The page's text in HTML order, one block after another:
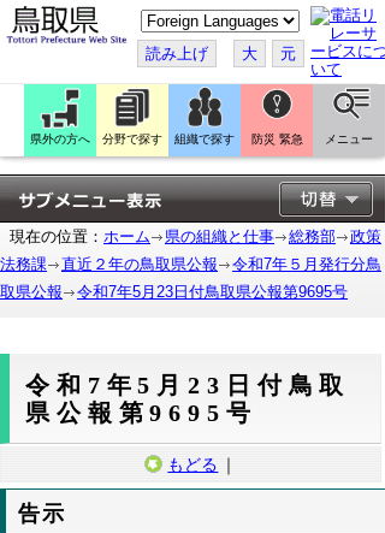
こ
の
ペ
ー
ジ
翻
訳
す
る
読み上げ 大 元
県外の方へ 分野で探す 組織で探す 防災 緊急 メニュー
現在の位置： ホーム 県の組織と仕事 総務部
政策
法務課
直近２年の鳥取県公報
令和7年５月発行分鳥
取県公報
令和7年5月23日付鳥取県公報第9695号
令和7年5月23日付鳥取
県公報第9695号
もどる ｜
告示